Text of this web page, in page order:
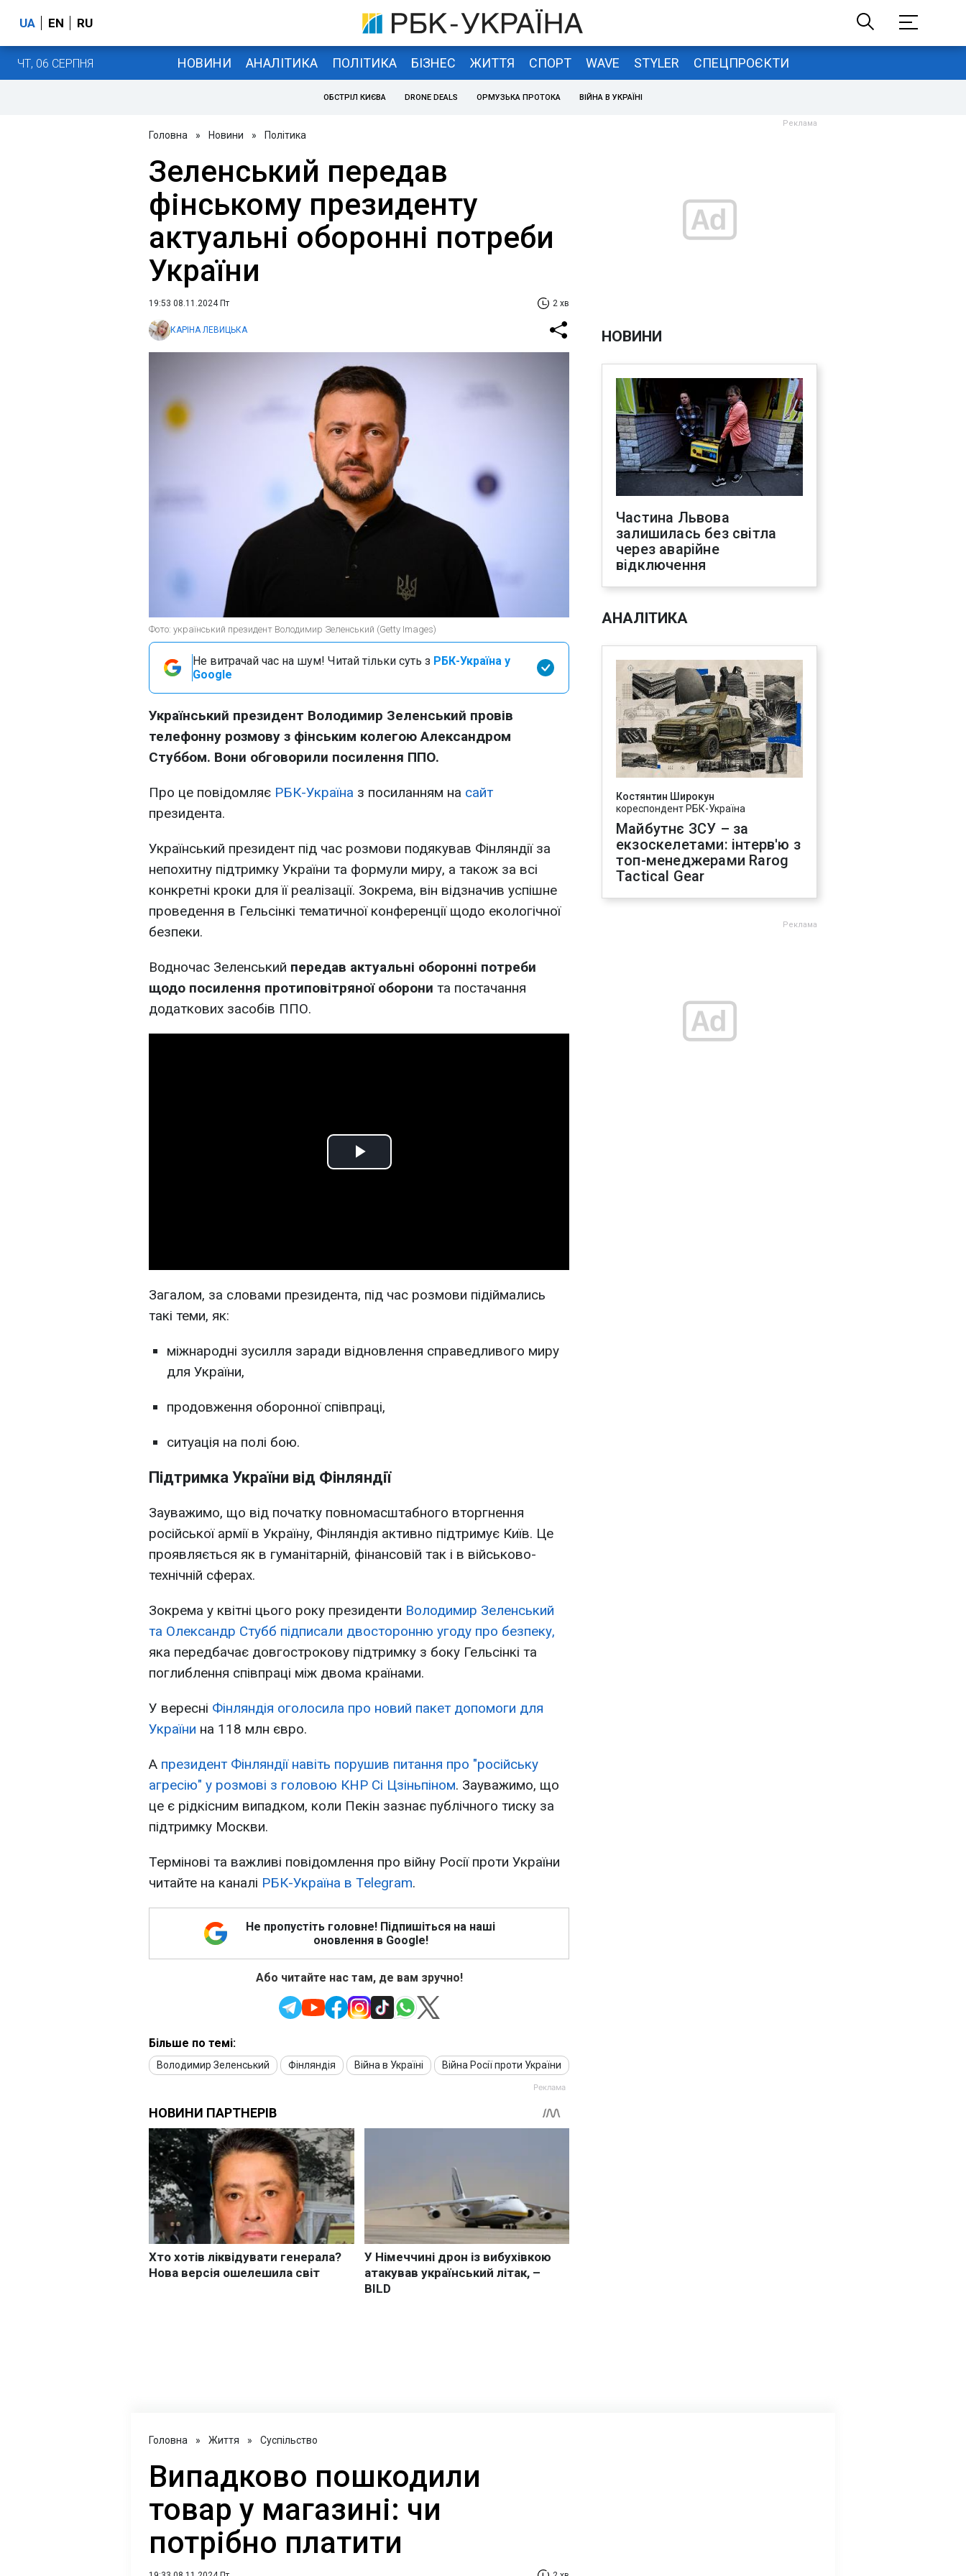
UA EN RU
ЧТ, 06 СЕРПНЯ НОВИНИ АНАЛІТИКА ПОЛІТИКА БІЗНЕС ЖИТТЯ СПОРТ WAVE STYLER СПЕЦПРОЄКТИ
ОБСТРІЛ КИЄВА DRONE DEALS ОРМУЗЬКА ПРОТОКА ВІЙНА В УКРАЇНІ
Головна » Новини » Політика
Зеленський передав
фінському президенту
актуальні оборонні потреби
України
19:53 08.11.2024 Пт 2 хв
КАРІНА ЛЕВИЦЬКА
Фото: український президент Володимир Зеленський (Getty Images)
Не витрачай час на шум! Читай тільки суть з РБК-Україна у
Google
Український президент Володимир Зеленський провів
телефонну розмову з фінським колегою Александром
Стуббом. Вони обговорили посилення ППО.
Про це повідомляє РБК-Україна з посиланням на сайт
президента.
Український президент під час розмови подякував Фінляндії за
непохитну підтримку України та формули миру, а також за всі
конкретні кроки для її реалізації. Зокрема, він відзначив успішне
проведення в Гельсінкі тематичної конференції щодо екологічної
безпеки.
Водночас Зеленський передав актуальні оборонні потреби
щодо посилення протиповітряної оборони та постачання
додаткових засобів ППО.
Play
Загалом, за словами президента, під час розмови підіймались
такі теми, як:
міжнародні зусилля заради відновлення справедливого миру
для України,
продовження оборонної співпраці,
ситуація на полі бою.
Підтримка України від Фінляндії
Зауважимо, що від початку повномасштабного вторгнення
російської армії в Україну, Фінляндія активно підтримує Київ. Це
проявляється як в гуманітарній, фінансовій так і в військово-
технічній сферах.
Зокрема у квітні цього року президенти Володимир Зеленський
та Олександр Стубб підписали двосторонню угоду про безпеку,
яка передбачає довгострокову підтримку з боку Гельсінкі та
поглиблення співпраці між двома країнами.
У вересні Фінляндія оголосила про новий пакет допомоги для
України на 118 млн євро.
А президент Фінляндії навіть порушив питання про "російську
агресію" у розмові з головою КНР Сі Цзіньпіном. Зауважимо, що
це є рідкісним випадком, коли Пекін зазнає публічного тиску за
підтримку Москви.
Термінові та важливі повідомлення про війну Росії проти України
читайте на каналі РБК-Україна в Telegram.
Не пропустіть головне! Підпишіться на наші
оновлення в Google!
Або читайте нас там, де вам зручно!
Більше по темі:
Володимир Зеленський Фінляндія Війна в Україні Війна Росії проти України
НОВИНИ
Частина Львова
залишилась без світла
через аварійне
відключення
АНАЛІТИКА
Костянтин Широкун
кореспондент РБК-Україна
Майбутнє ЗСУ – за
екзоскелетами: інтерв'ю з
топ-менеджерами Rarog
Tactical Gear
Головна » Життя » Суспільство
Випадково пошкодили
товар у магазині: чи
потрібно платити